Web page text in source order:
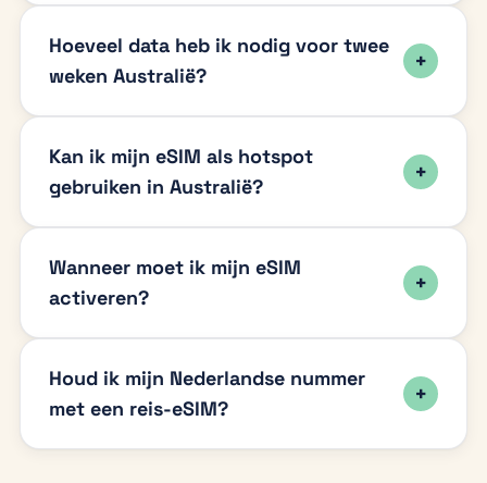
Hoeveel data heb ik nodig voor twee
weken Australië?
Kan ik mijn eSIM als hotspot
gebruiken in Australië?
Wanneer moet ik mijn eSIM
activeren?
Houd ik mijn Nederlandse nummer
met een reis-eSIM?